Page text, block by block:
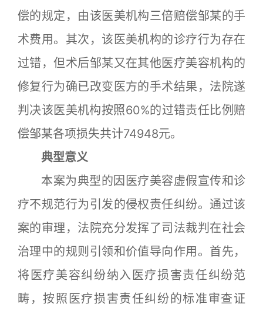
偿的规定，由该医美机构三倍赔偿邹某的手
术费用。其次，该医美机构的诊疗行为存在
过错，但术后邹某又在其他医疗美容机构的
修复行为确已改变医方的手术结果，法院遂
判决该医美机构按照60%的过错责任比例赔
偿邹某各项损失共计74948元。
典型意义
本案为典型的因医疗美容虚假宣传和诊
疗不规范行为引发的侵权责任纠纷。通过该
案的审理，法院充分发挥了司法裁判在社会
治理中的规则引领和价值导向作用。首先，
将医疗美容纠纷纳入医疗损害责任纠纷范
畴，按照医疗损害责任纠纷的标准审查证